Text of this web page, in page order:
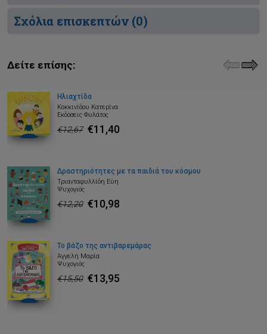
Σχόλια επισκεπτών (0)
Δείτε επίσης:
Ηλιαχτίδα
Κοκκινίδου Κατερίνα
Εκδόσεις Φυλάτος
€12,67 €11,40
Δραστηριότητες με τα παιδιά του κόσμου
Τριανταφυλλίδη Εύη
Ψυχογιός
€12,20 €10,98
Το βάζο της αντιβαρεμάρας
Αγγελή Μαρία
Ψυχογιός
€15,50 €13,95